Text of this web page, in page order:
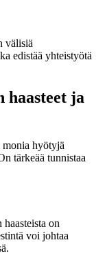
välisiä
edistää yhteistyötä
haasteet ja
hyötyjä
tärkeää tunnistaa
on
voi johtaa